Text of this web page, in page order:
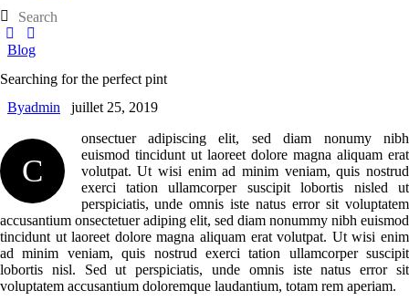
Blog
Searching for the perfect pint
Byadmin juillet 25, 2019
C
onsectuer adipiscing elit, sed diam nonumy nibh
euismod tincidunt ut laoreet dolore magna aliquam erat
volutpat. Ut wisi enim ad minim veniam, quis nostrud
exerci tation ullamcorper suscipit lobortis nisled ut
perspiciatis, unde omnis iste natus error sit voluptatem
accusantium onsectetuer adiping elit, sed diam nonummy nibh euismod
tincidunt ut laoreet dolore magna aliquam erat volutpat. Ut wisi enim
ad minim veniam, quis nostrud exerci tation ullamcorper suscipit
lobortis nisl. Sed ut perspiciatis, unde omnis iste natus error sit
voluptatem accusantium doloremque laudantium, totam rem aperiam.